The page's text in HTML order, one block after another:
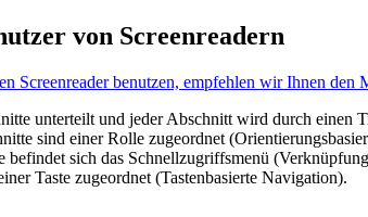
von Screenreadern
Screenreader benutzen, empfehlen wir Ihnen
unterteilt und jeder Abschnitt wird durch einen
sind einer Rolle zugeordnet
befindet sich das Schnellzugriffsmenü
Taste zugeordnet (Tastenbasierte Navigation).